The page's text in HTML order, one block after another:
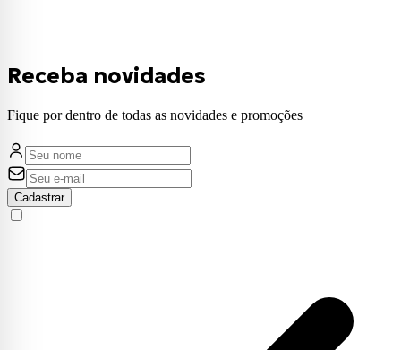
Receba novidades
Fique por dentro de todas as novidades e promoções
Cadastrar